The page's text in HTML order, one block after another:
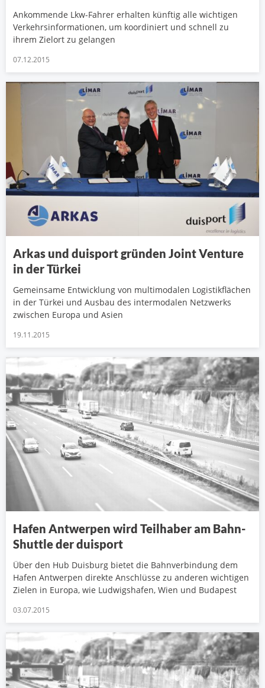
Ankommende Lkw-Fahrer erhalten künftig alle wichtigen
Verkehrsinformationen, um koordiniert und schnell zu
ihrem Zielort zu gelangen
07.12.2015
Arkas und duisport gründen Joint Venture
in der Türkei
Gemeinsame Entwicklung von multimodalen Logistikflächen
in der Türkei und Ausbau des intermodalen Netzwerks
zwischen Europa und Asien
19.11.2015
Hafen Antwerpen wird Teilhaber am Bahn-
Shuttle der duisport
Über den Hub Duisburg bietet die Bahnverbindung dem
Hafen Antwerpen direkte Anschlüsse zu anderen wichtigen
Zielen in Europa, wie Ludwigshafen, Wien und Budapest
03.07.2015